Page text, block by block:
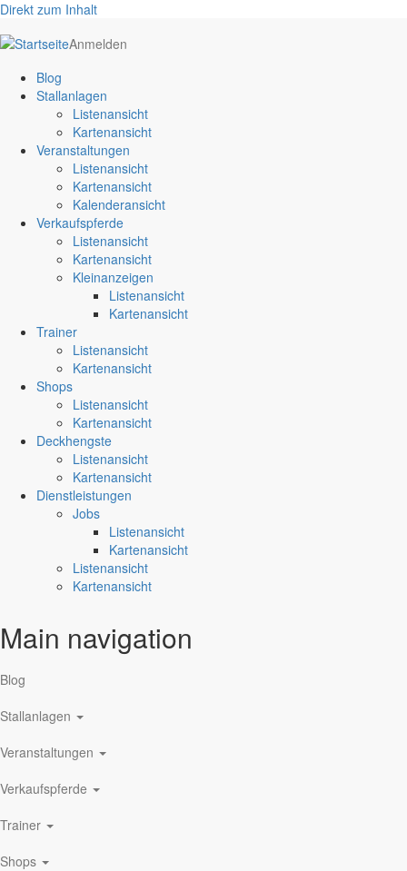
Direkt zum Inhalt
User
account
menu
Anmelden
Blog
Stallanlagen
Listenansicht
Kartenansicht
Veranstaltungen
Listenansicht
Kartenansicht
Kalenderansicht
Verkaufspferde
Listenansicht
Kartenansicht
Kleinanzeigen
Listenansicht
Kartenansicht
Trainer
Listenansicht
Kartenansicht
Shops
Listenansicht
Kartenansicht
Deckhengste
Listenansicht
Kartenansicht
Dienstleistungen
Jobs
Listenansicht
Kartenansicht
Listenansicht
Kartenansicht
Main navigation
Blog
Stallanlagen
Veranstaltungen
Verkaufspferde
Trainer
Shops